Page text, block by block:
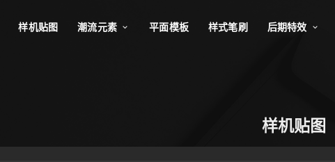
样机贴图 潮流元素 平面模板 样式笔刷 后期特效
样机贴图